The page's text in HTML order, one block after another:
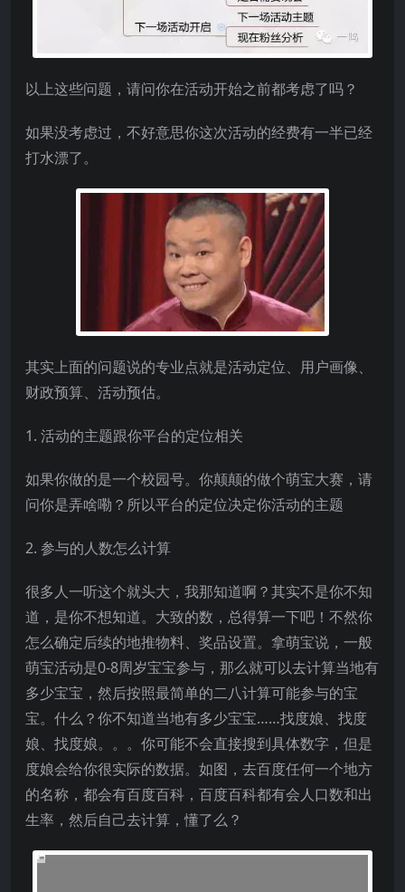
以上这些问题，请问你在活动开始之前都考虑了吗？
如果没考虑过，不好意思你这次活动的经费有一半已经
打水漂了。
其实上面的问题说的专业点就是活动定位、用户画像、
财政预算、活动预估。
1. 活动的主题跟你平台的定位相关
如果你做的是一个校园号。你颠颠的做个萌宝大赛，请
问你是弄啥嘞？所以平台的定位决定你活动的主题
2. 参与的人数怎么计算
很多人一听这个就头大，我那知道啊？其实不是你不知
道，是你不想知道。大致的数，总得算一下吧！不然你
怎么确定后续的地推物料、奖品设置。拿萌宝说，一般
萌宝活动是0-8周岁宝宝参与，那么就可以去计算当地有
多少宝宝，然后按照最简单的二八计算可能参与的宝
宝。什么？你不知道当地有多少宝宝……找度娘、找度
娘、找度娘。。。你可能不会直接搜到具体数字，但是
度娘会给你很实际的数据。如图，去百度任何一个地方
的名称，都会有百度百科，百度百科都有会人口数和出
生率，然后自己去计算，懂了么？